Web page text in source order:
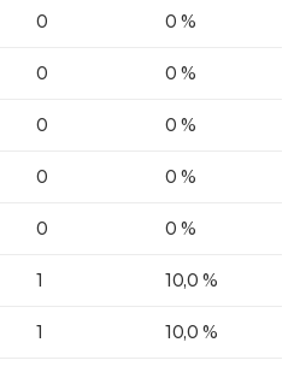
0 0 %
0 0 %
0 0 %
0 0 %
0 0 %
1 10,0 %
1 10,0 %